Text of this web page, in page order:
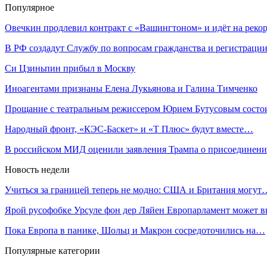
Популярное
Овечкин продлевил контракт с «Вашингтоном» и идёт на
В РФ создадут Службу по вопросам гражданства и
Си Цзиньпин прибыл в Москву
Иноагентами признаны Елена Лукьянова и Галина Тимченко
Прощание с театральным режиссером Юрием Бутусовым
Народный фронт, «КЭС-Баскет» и «Т Плюс» будут вместе…
В российском МИД оценили заявления Трампа о
Новость недели
Учиться за границей теперь не модно: США и Британия
Ярой русофобке Урсуле фон дер Ляйен Европарламент может
Пока Европа в панике, Шольц и Макрон сосредоточились на…
Популярные категории